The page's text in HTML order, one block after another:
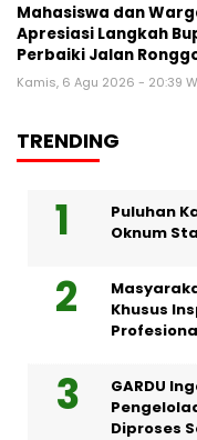
Mahasiswa dan
Apresiasi Langkah
Perbaiki Jalan
Kamis, 6 Agu 2026 - 20:39
TRENDING
Puluhan
Oknum
Khusus
GARDU
Diproses